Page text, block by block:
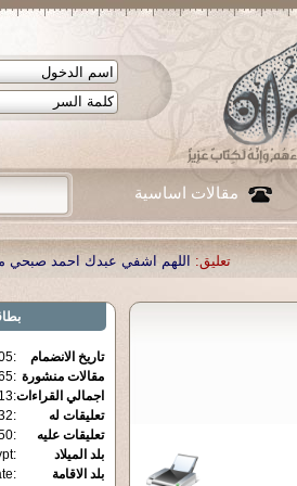
مقالات اساسية
اللهم اشفي عبدك احمد صبحي منصور |تعليق: ...
|
تاريخ الانضمام :
مقالات منشورة :
اجمالي القراءات:
تعليقات له
:
تعليقات عليه
:
بلد الميلاد
:
بلد الاقامة
: